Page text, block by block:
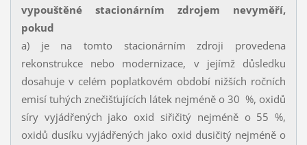
vypouštěné stacionárním zdrojem nevyměří,
pokud
a) je na tomto stacionárním zdroji provedena
rekonstrukce nebo modernizace, v jejímž důsledku
dosahuje v celém poplatkovém období nižších ročních
emisí tuhých znečišťujících látek nejméně o 30 %, oxidů
síry vyjádřených jako oxid siřičitý nejméně o 55 %,
oxidů dusíku vyjádřených jako oxid dusičitý nejméně o